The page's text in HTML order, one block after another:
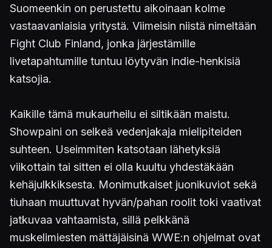
Suomeenkin on perustettu aikoinaan kolme
vastaavanlaisia yritystä. Viimeisin niistä nimeltään
Fight Club Finland, jonka järjestämille
livetapahtumille tuntuu löytyvän indie-henkisiä
katsojia.
Kaikille tämä mukaurheilu ei siltikään maistu.
Showpaini on selkeä vedenjakaja mielipiteiden
suhteen. Useimmiten katsotaan lähetyksiä
viikottain tai sitten ei olla kuultu yhdestäkään
kehäjulkkiksesta. Monimutkaiset juonikuviot sekä
tiuhaan muuttuvat hyvän/pahan roolit toki vaativat
jatkuvaa vahtaamista, sillä pelkkänä
muskelimiesten mättäjäisinä WWE:n ohjelmat ovat